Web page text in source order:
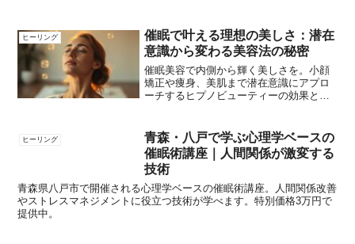
ヒーリング
催眠で叶える理想の美しさ：潜在
意識から変わる美容法の秘密
催眠美容で内側から輝く美しさを。小顔
矯正や痩身、美肌まで潜在意識にアプロ
ーチするヒプノビューティーの効果とメ
ヒーリング
青森・八戸で学ぶ心理学ベースの
催眠術講座｜人間関係が激変する
技術
青森県八戸市で開催される心理学ベースの催眠術講座。人間関係改善
やストレスマネジメントに役立つ技術が学べます。特別価格3万円で
提供中。